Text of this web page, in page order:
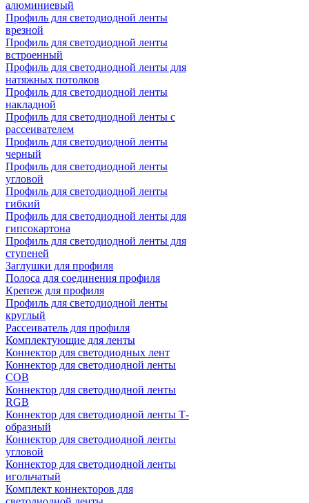
алюминиевый
Профиль для светодиодной ленты
врезной
Профиль для светодиодной ленты
встроенный
Профиль для светодиодной ленты для
натяжных потолков
Профиль для светодиодной ленты
накладной
Профиль для светодиодной ленты с
рассеивателем
Профиль для светодиодной ленты
черный
Профиль для светодиодной ленты
угловой
Профиль для светодиодной ленты
гибкий
Профиль для светодиодной ленты для
гипсокартона
Профиль для светодиодной ленты для
ступеней
Заглушки для профиля
Полоса для соединения профиля
Крепеж для профиля
Профиль для светодиодной ленты
круглый
Рассеиватель для профиля
Комплектующие для ленты
Коннектор для светодиодных лент
Коннектор для светодиодной ленты
COB
Коннектор для светодиодной ленты
RGB
Коннектор для светодиодной ленты Т-
образный
Коннектор для светодиодной ленты
угловой
Коннектор для светодиодной ленты
игольчатый
Комплект коннекторов для